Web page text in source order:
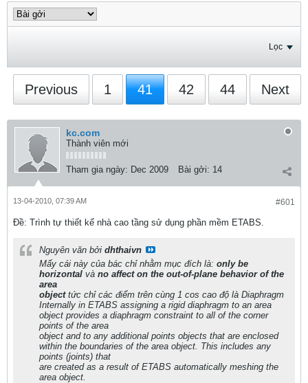
Lọc
Previous 1 41 42 44 Next
kc.com
Thành viên mới
Tham gia ngày: Dec 2009 Bài gởi: 14
#601
13-04-2010, 07:39 AM
Ðề: Trình tự thiết kế nhà cao tầng sử dụng phần mềm ETABS.
Nguyên văn bởi dhthaivn
Mấy cái này của bác chỉ nhằm mục đích là: only be
horizontal và no affect on the out-of-plane behavior of the
area
objecttức chỉ các điểm trên cùng 1 cos cao độ là Diaphragm
Internally in ETABS assigning a rigid diaphragm to an area
object provides a diaphragm constraint to all of the corner
points of the area
object and to any additional points objects that are enclosed
within the boundaries of the area object. This includes any
points (joints) that
are created as a result of ETABS automatically meshing the
area object.